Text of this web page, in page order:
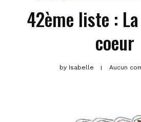
42ème liste :
coeur
byIsabelle Aucun